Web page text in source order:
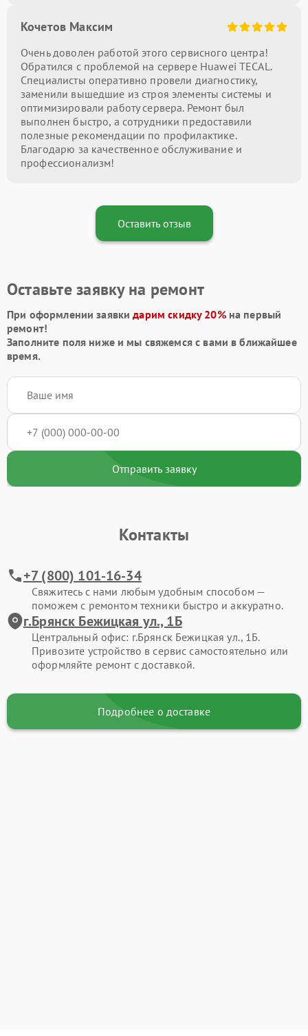
Кочетов Максим
Очень доволен работой этого сервисного центра!
Обратился с проблемой на сервере Huawei TECAL.
Специалисты оперативно провели диагностику,
заменили вышедшие из строя элементы системы и
оптимизировали работу сервера. Ремонт был
выполнен быстро, а сотрудники предоставили
полезные рекомендации по профилактике.
Благодарю за качественное обслуживание и
профессионализм!
Оставить отзыв
Оставьте заявку на ремонт
При оформлении заявкидарим скидку 20%на первый
ремонт!
Заполните поля ниже и мы свяжемся с вами в ближайшее
время.
Отправить заявку
Контакты
+7 (800) 101-16-34
Свяжитесь с нами любым удобным способом —
поможем с ремонтом техники быстро и аккуратно.
г.Брянск Бежицкая ул., 1Б
Центральный офис: г.Брянск Бежицкая ул., 1Б.
Привозите устройство в сервис самостоятельно или
оформляйте ремонт с доставкой.
Подробнее о доставке